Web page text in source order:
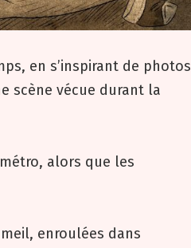
en s’inspirant de photos
scène vécue durant la
alors que les
enroulées dans